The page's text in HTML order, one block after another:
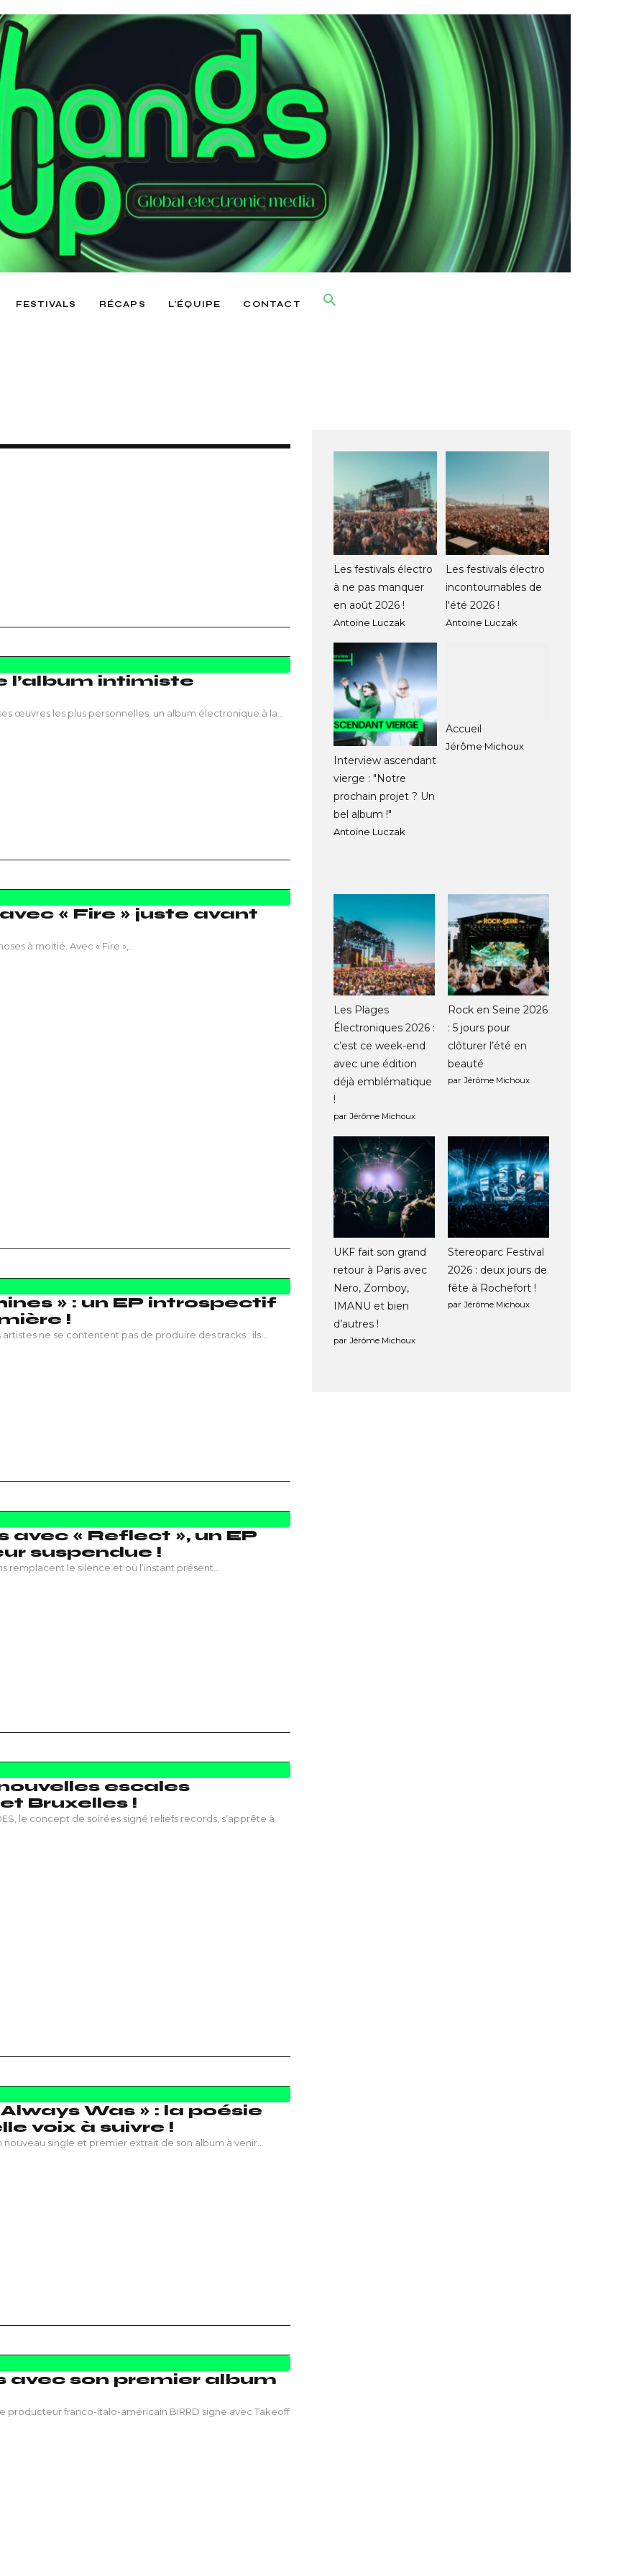
FESTIVALS RÉCAPS L’ÉQUIPE CONTACT
l’album intimiste
œuvres les plus personnelles, un album électronique à la…
« Fire » juste avant
à moitié. Avec « Fire »,…
» : un EP introspectif
!
ne se contentent pas de produire des tracks : ils…
« Reflect », un EP
suspendue !
le silence et où l’instant présent…
escales
Bruxelles !
le concept de soirées signé reliefs records, s’apprête à
Was » : la poésie
voix à suivre !
nouveau single et premier extrait de son album à venir…
avec son premier album
producteur franco-italo-américain BIRRD signe avec Takeoff
Les festivals électro
à ne pas manquer
en août 2026 !
Antoine Luczak
Les festivals électro
incontournables de
l'été 2026 !
Antoine Luczak
Interview ascendant
vierge : "Notre
prochain projet ? Un
bel album !"
Antoine Luczak
Accueil
Jérôme Michoux
Les Plages
Électroniques 2026 :
c’est ce week-end
avec une édition
déjà emblématique
!
par Jérôme Michoux
Rock en Seine 2026
: 5 jours pour
clôturer l’été en
beauté
par Jérôme Michoux
UKF fait son grand
retour à Paris avec
Nero, Zomboy,
IMANU et bien
d’autres !
par Jérôme Michoux
Stereoparc Festival
2026 : deux jours de
fête à Rochefort !
par Jérôme Michoux